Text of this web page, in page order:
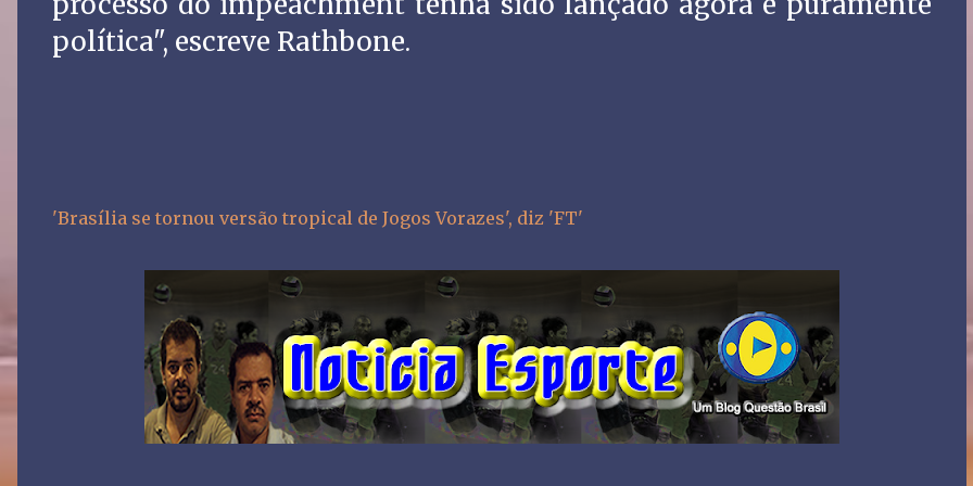
política", escreve Rathbone.
'Brasília se tornou versão tropical de Jogos Vorazes', diz 'FT'